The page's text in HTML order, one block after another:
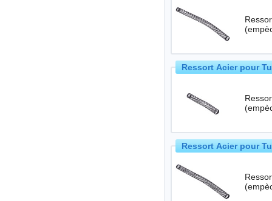
Ressort Acier pour
Ressort Acier pour